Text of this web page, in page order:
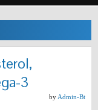
3
by Admin-Bt